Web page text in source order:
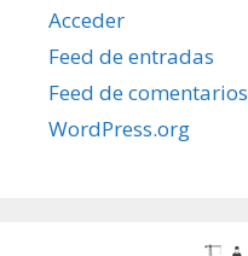
Acceder
Feed de entradas
Feed de comentarios
WordPress.org